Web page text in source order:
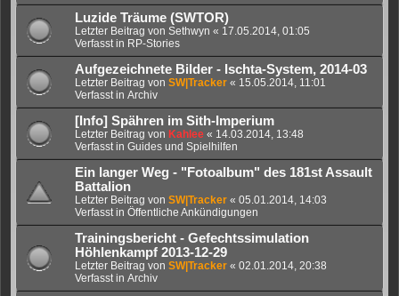
Luzide Träume (SWTOR)
Letzter Beitrag von Sethwyn « 17.05.2014, 01:05
Verfasst in RP-Stories
Aufgezeichnete Bilder - Ischta-System, 2014-03
Letzter Beitrag von SW|Tracker « 15.05.2014, 11:01
Verfasst in Archiv
[Info] Spähren im Sith-Imperium
Letzter Beitrag von Kahlee « 14.03.2014, 13:48
Verfasst in Guides und Spielhilfen
Ein langer Weg - "Fotoalbum" des 181st Assault
Battalion
Letzter Beitrag von SW|Tracker « 05.01.2014, 14:03
Verfasst in Öffentliche Ankündigungen
Trainingsbericht - Gefechtssimulation
Höhlenkampf 2013-12-29
Letzter Beitrag von SW|Tracker « 02.01.2014, 20:38
Verfasst in Archiv